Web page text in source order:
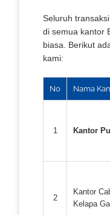
Seluruh
di semua kantor
biasa. Berikut
kami:
No Nama
1 Kantor
2
Kantor
Kelapa